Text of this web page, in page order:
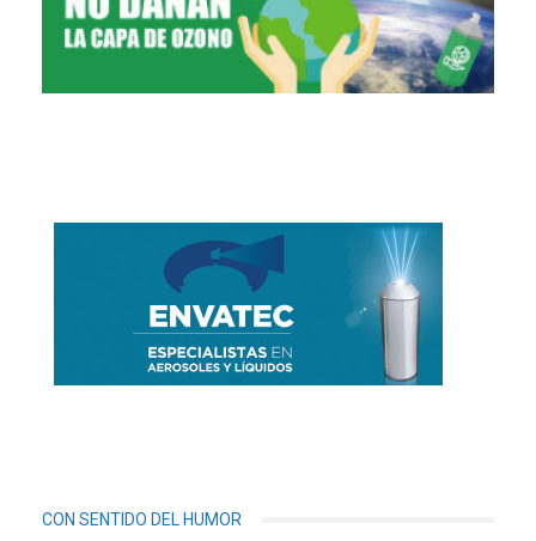
CON SENTIDO DEL HUMOR